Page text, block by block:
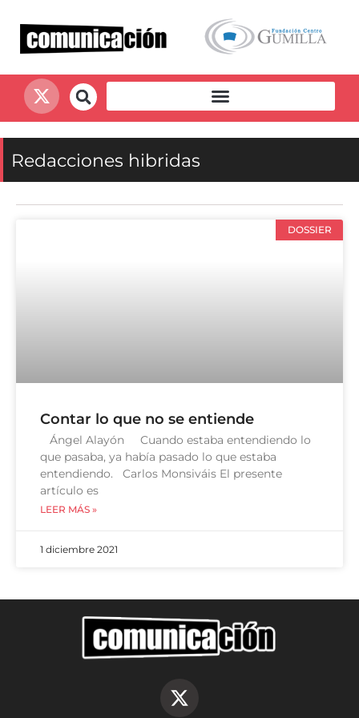
Redacciones hibridas
DOSSIER
Contar lo que no se entiende
Ángel Alayón Cuando estaba entendiendo lo
que pasaba, ya había pasado lo que estaba
entendiendo. Carlos Monsiváis El presente
artículo es
LEER MÁS »
1 diciembre 2021